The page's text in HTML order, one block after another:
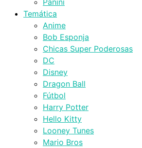
Panini
Temática
Anime
Bob Esponja
Chicas Super Poderosas
DC
Disney
Dragon Ball
Fútbol
Harry Potter
Hello Kitty
Looney Tunes
Mario Bros